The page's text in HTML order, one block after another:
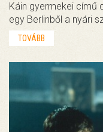
Káin gyermekei című
egy Berlinből a nyári
TOVÁBB